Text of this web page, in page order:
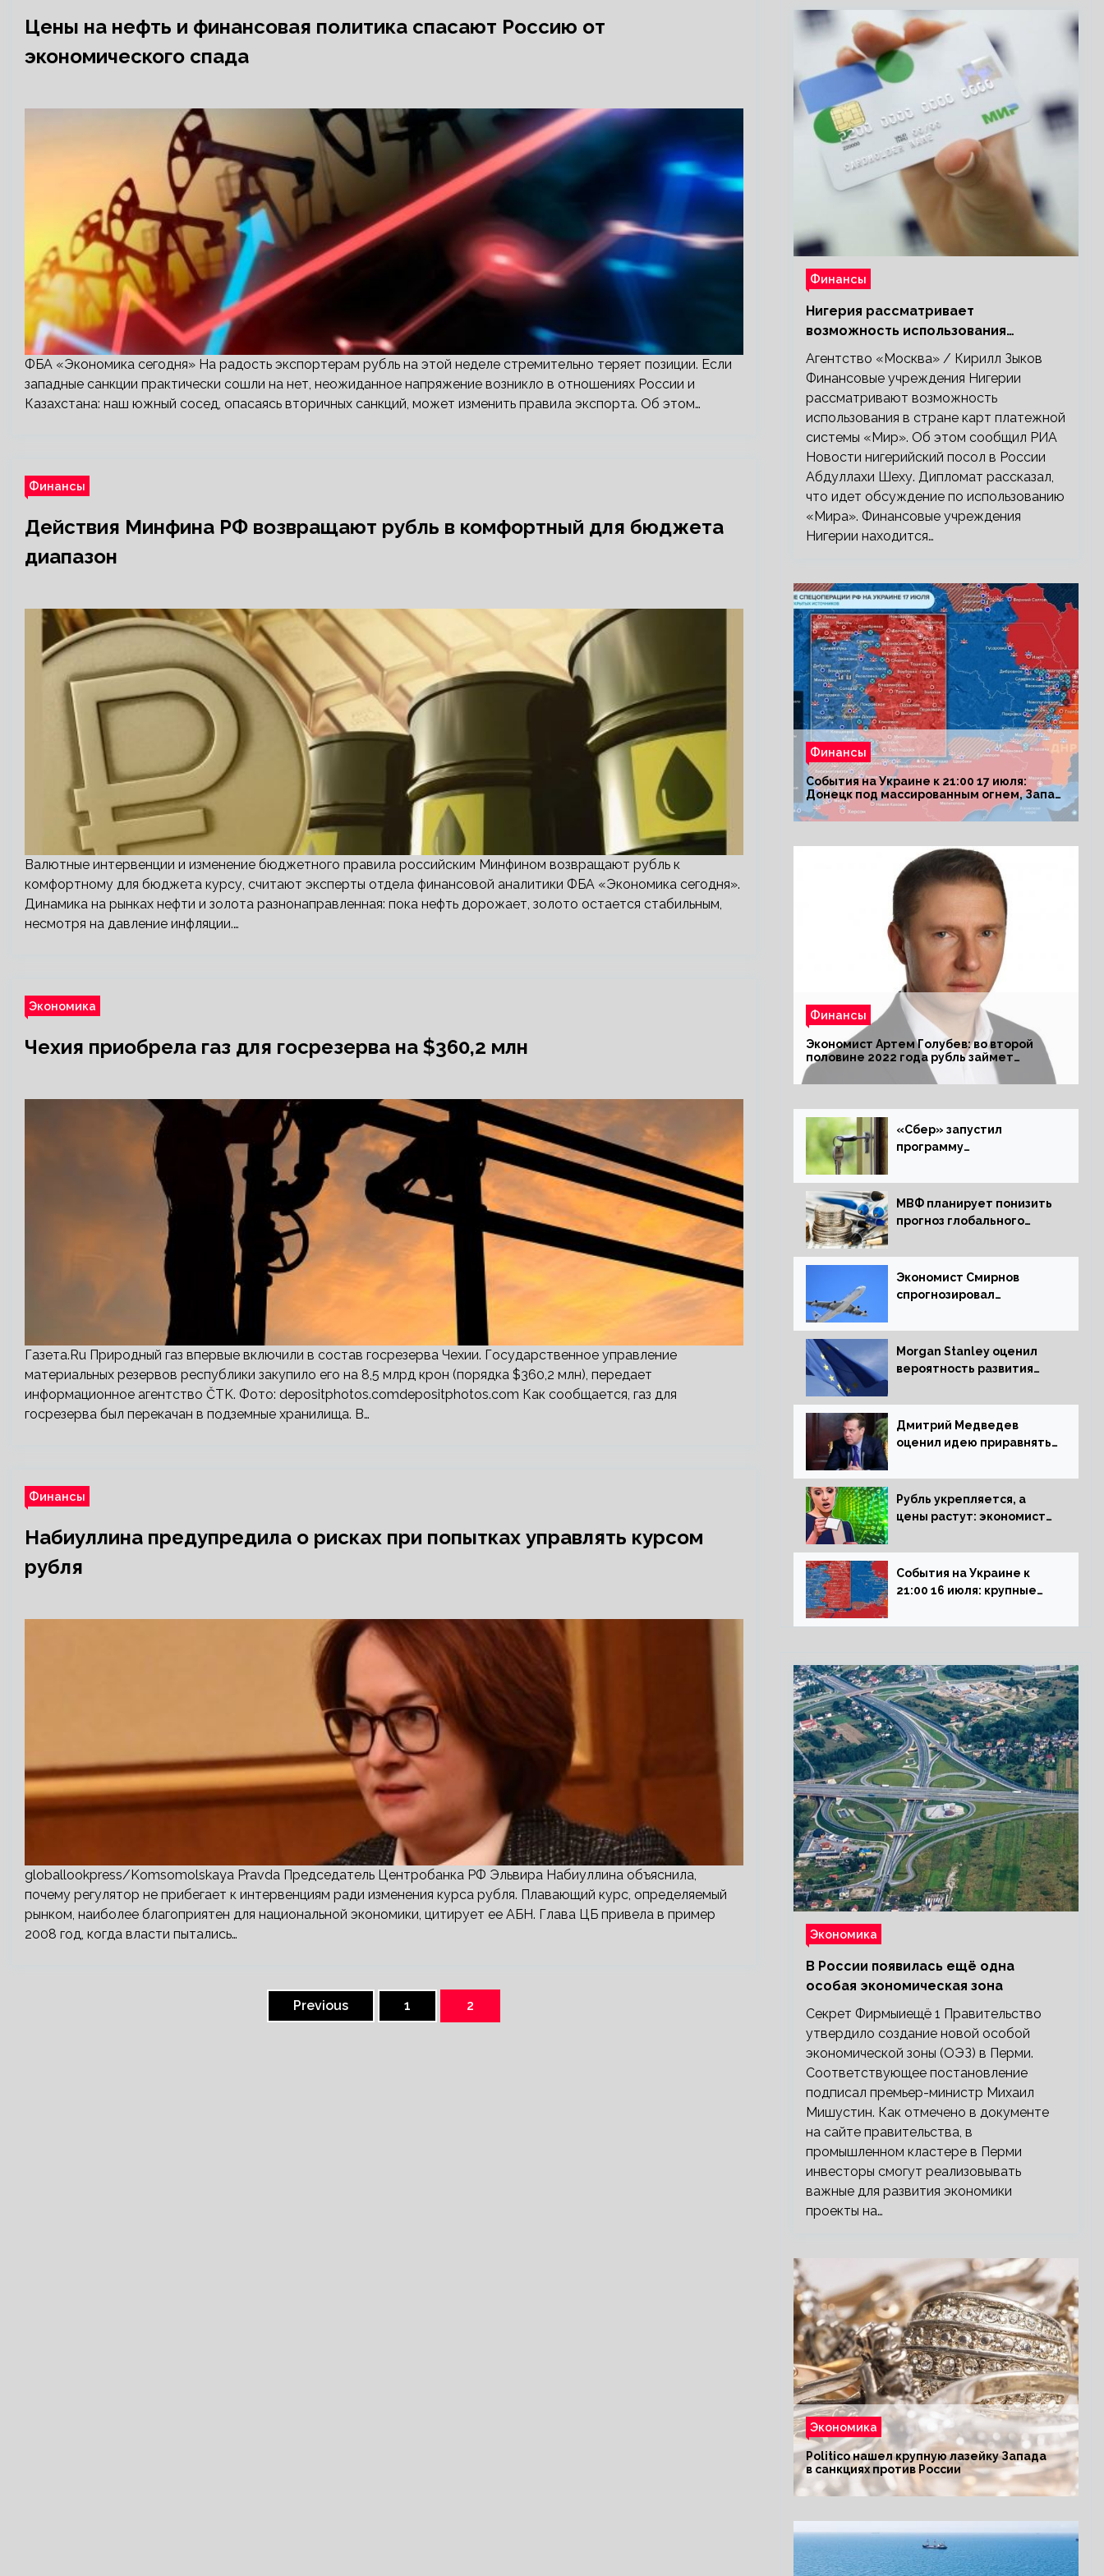
Цены на нефть и финансовая политика спасают Россию от
экономического спада
ФБА «Экономика сегодня» На радость экспортерам рубль на этой неделе стремительно теряет позиции. Если
западные санкции практически сошли на нет, неожиданное напряжение возникло в отношениях России и
Казахстана: наш южный сосед, опасаясь вторичных санкций, может изменить правила экспорта. Об этом…
Финансы
Действия Минфина РФ возвращают рубль в комфортный для бюджета
диапазон
Валютные интервенции и изменение бюджетного правила российским Минфином возвращают рубль к
комфортному для бюджета курсу, считают эксперты отдела финансовой аналитики ФБА «Экономика сегодня».
Динамика на рынках нефти и золота разнонаправленная: пока нефть дорожает, золото остается стабильным,
несмотря на давление инфляции.…
Экономика
Чехия приобрела газ для госрезерва на $360,2 млн
Газета.Ru Природный газ впервые включили в состав госрезерва Чехии. Государственное управление
материальных резервов республики закупило его на 8,5 млрд крон (порядка $360,2 млн), передает
информационное агентство ČTK. Фото: depositphotos.comdepositphotos.com Как сообщается, газ для
госрезерва был перекачан в подземные хранилища. В…
Финансы
Набиуллина предупредила о рисках при попытках управлять курсом
рубля
globallookpress/Komsomolskaya Pravda Председатель Центробанка РФ Эльвира Набиуллина объяснила,
почему регулятор не прибегает к интервенциям ради изменения курса рубля. Плавающий курс, определяемый
рынком, наиболее благоприятен для национальной экономики, цитирует ее АБН. Глава ЦБ привела в пример
2008 год, когда власти пытались…
Previous 1 2
Финансы
Нигерия рассматривает
возможность использования
платежной системы «Мир»
Агентство «Москва» / Кирилл Зыков
Финансовые учреждения Нигерии
рассматривают возможность
использования в стране карт платежной
системы «Мир». Об этом сообщил РИА
Новости нигерийский посол в России
Абдуллахи Шеху. Дипломат рассказал,
что идет обсуждение по использованию
«Мира». Финансовые учреждения
Нигерии находится…
Финансы
События на Украине к 21:00 17 июля:
Донецк под массированным огнем, Запад
поставил Киеву ультиматум
Финансы
Экономист Артем Голубев: во второй
половине 2022 года рубль займет
комфортный курс
«Сбер» запустил
программу
ипотечных займов
МВФ планирует понизить
прогноз глобального
следующем отчете
Экономист Смирнов
спрогнозировал
авиабилетов в России
Morgan Stanley оценил
вероятность развития
Дмитрий Медведев
оценил идею приравнять
блокадникам
Рубль укрепляется, а
цены растут: экономист
падающего доллара на
рынок РФ
События на Украине к
21:00 16 июля: крупные
Северском, Киев
Экономика
В России появилась ещё одна
особая экономическая зона
Секрет Фирмыиещё 1 Правительство
утвердило создание новой особой
экономической зоны (ОЭЗ) в Перми.
Соответствующее постановление
подписал премьер-министр Михаил
Мишустин. Как отмечено в документе
на сайте правительства, в
промышленном кластере в Перми
инвесторы смогут реализовывать
важные для развития экономики
проекты на…
Экономика
Politico нашел крупную лазейку Запада
в санкциях против России